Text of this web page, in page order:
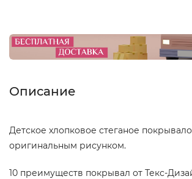
Описание
Детское хлопковое стеганое
оригинальным рисунком.
10 преимуществ покрывал от Текс-